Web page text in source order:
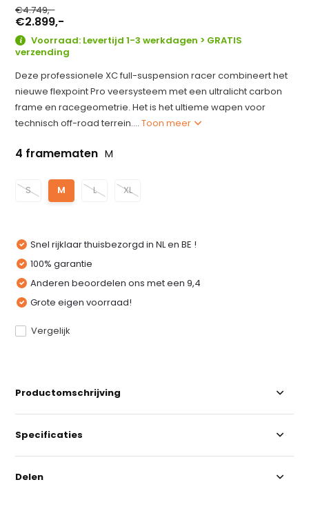
€4.749,-
€2.899,-
Voorraad: Levertijd 1-3 werkdagen > GRATIS
verzending
Deze professionele XC full-suspension racer combineert het
nieuwe flexpoint Pro veersysteem met een ultralicht carbon
frame en racegeometrie. Het is het ultieme wapen voor
technisch off-road terrein....Toon meer
4 framematen M
S M L XL
Snel rijklaar thuisbezorgd in NL en BE !
100% garantie
Anderen beoordelen ons met een 9,4
Grote eigen voorraad!
Vergelijk
Productomschrijving
Specificaties
Delen